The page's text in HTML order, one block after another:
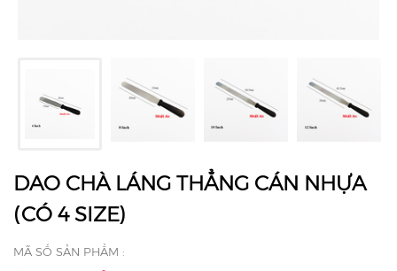
DAO CHÀ LÁNG THẲNG CÁN NHỰA
(CÓ 4 SIZE)
MÃ SỐ SẢN PHẨM :